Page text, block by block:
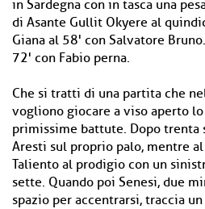
in Sardegna con in tasca una
di Asante Gullit Okyere al
Giana al 58' con Salvatore
72' con Fabio perna.
Che si tratti di una partita che
vogliono giocare a viso aperto
primissime battute. Dopo trenta
Aresti sul proprio palo, mentre
Taliento al prodigio con un
sette. Quando poi Senesi, due
spazio per accentrarsi, traccia